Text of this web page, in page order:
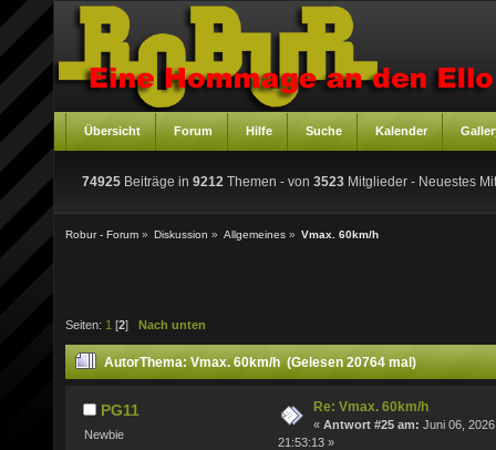
Übersicht Forum Hilfe Suche Kalender
74925 Beiträge in 9212 Themen - von 3523 Mitglieder - Neuestes
Robur - Forum » Diskussion » Allgemeines » Vmax. 60km/h
Seiten: 1 [2] Nach unten
AutorThema: Vmax. 60km/h (Gelesen 20764 mal)
PG11
Newbie
Re: Vmax. 60km/h
« Antwort #25 am: Juni 06,
21:53:13 »